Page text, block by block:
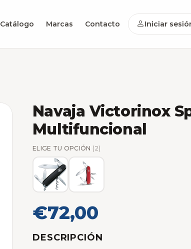
Catálogo Marcas Contacto Iniciar
Navaja Victorinox
Multifuncional
ELIGE TU OPCIÓN (2)
€72,00
DESCRIPCIÓN